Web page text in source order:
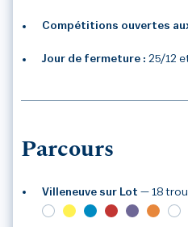
Compétitions ouvertes
Jour de fermeture : 25/12
Parcours
Villeneuve sur Lot — 18